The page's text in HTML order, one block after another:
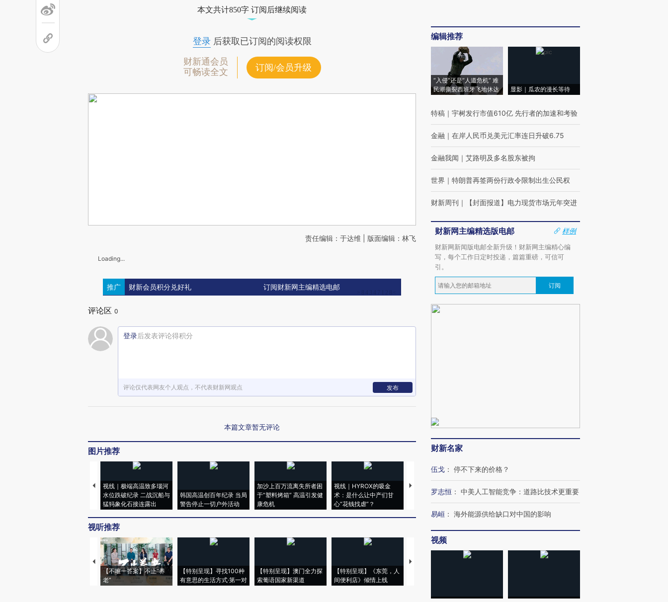
本文共计850字 订阅后继续阅读
登录后获取已订阅的阅读权限
财新通会员
可畅读全文
订阅/会员升级
责任编辑：于达维 | 版面编辑：林飞
Loading...
推广 财新会员积分兑好礼 订阅财新网主编精选电邮
评论区 0
登录后发表评论得积分
评论仅代表网友个人观点，不代表财新网观点 发布
本篇文章暂无评论
图片推荐
视线｜极端高温致多瑙河
水位跌破纪录 二战沉船与
猛犸象化石接连露出
韩国高温创百年纪录 当局
警告停止一切户外活动
加沙上百万流离失所者困
于“塑料烤箱” 高温引发健
康危机
视线｜HYROX的吸金
术：是什么让中产们甘
心“花钱找虐”？
马航飞行员跨国走私7万
粒摇头丸 尿检体内含3种
度Z世代 用街头抗争将教
育部长拱下台
机”？难民潮撕裂西班牙
飞地休达
视听推荐
【不唯一答案】不止“养
老”
【特别呈现】寻找100种
有意思的生活方式·第一对
【特别呈现】澳门全力探
索葡语国家新渠道
【特别呈现】《东莞，人
间便利店》倾情上线
【推广】走进第四届链博
编辑推荐
“入侵”还是“人道危机” 难
民潮撕裂西班牙飞地休达
显影｜瓜农的漫长等待
特稿 ｜ 宇树发行市值610亿 先行者的加速和考验
金融 ｜ 在岸人民币兑美元汇率连日升破6.75
金融我闻 ｜ 艾路明及多名股东被拘
世界 ｜ 特朗普再签两份行政令限制出生公民权
财新周刊 ｜ 【封面报道】电力现货市场元年突进
财新网主编精选版电邮
样例
财新网新闻版电邮全新升级！财新网主编精心编
写，每个工作日定时投递，篇篇重磅，可信可
引。
订阅
财新名家
伍戈 ： 停不下来的价格？
罗志恒 ： 中美人工智能竞争：道路比技术更重要
易峘 ： 海外能源供给缺口对中国的影响
视频